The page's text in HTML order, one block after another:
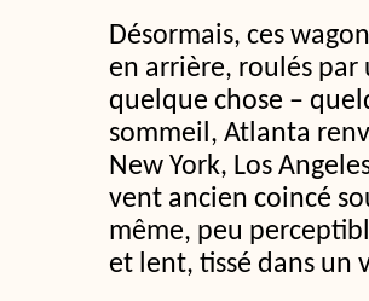
Désormais, ces
en arrière, roulés par
quelque chose –
sommeil, Atlanta
New York, Los
vent ancien coincé
même, peu
et lent, tissé dans un